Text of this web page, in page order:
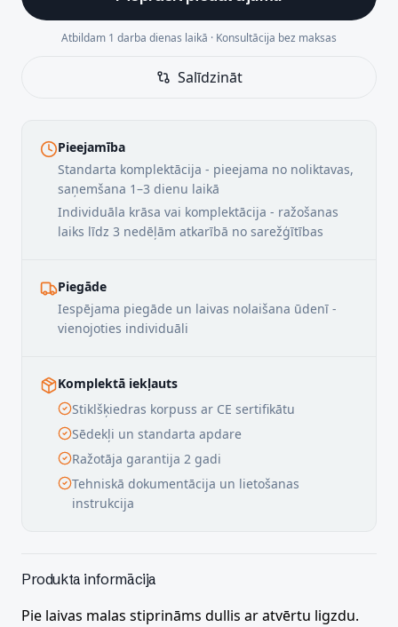
Atbildam 1 darba dienas laikā · Konsultācija bez maksas
Salīdzināt
Pieejamība
Standarta komplektācija - pieejama no noliktavas,
saņemšana 1–3 dienu laikā
Individuāla krāsa vai komplektācija - ražošanas
laiks līdz 3 nedēļām atkarībā no sarežģītības
Piegāde
Iespējama piegāde un laivas nolaišana ūdenī -
vienojoties individuāli
Komplektā iekļauts
Stiklšķiedras korpuss ar CE sertifikātu
Sēdekļi un standarta apdare
Ražotāja garantija 2 gadi
Tehniskā dokumentācija un lietošanas
instrukcija
Produkta informācija
Pie laivas malas stiprināms dullis ar atvērtu ligzdu.